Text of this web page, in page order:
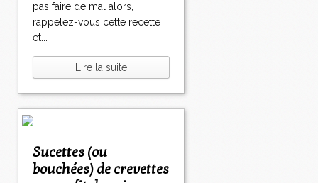
pas faire de mal alors,
rappelez-vous cette recette
et...
Lire la suite
Sucettes (ou
bouchées) de crevettes